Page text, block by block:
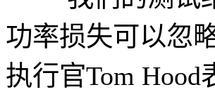
功率损失可以忽
执行官Tom